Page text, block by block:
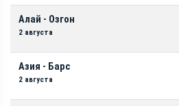
Алай - Озгон
2 августа
Азия - Барс
2 августа